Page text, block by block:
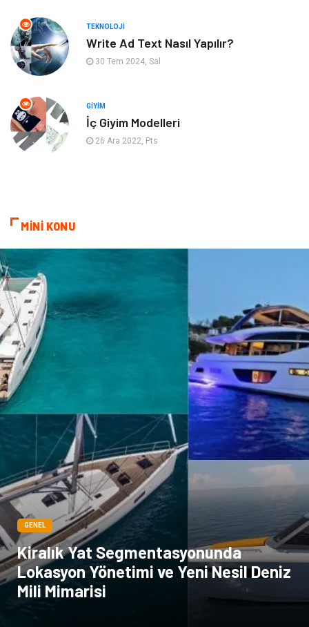
Maden ve Metal
Bahçe Ev
Nakliyat
Endüstriyel Ürünler
Dernekler ve Birlikler
Bebek Giyim
Markalar Kültür
Periyodik Kontrol Spor Malzemeleri
İthalat İhracat Kiralama Servisleri
Alüminyum Restaurant
TEKNOLOJI
Write Ad Text Nasıl Yapılır?
30 Tem 2024, Sal
GIYIM
İç Giyim Modelleri
26 Ara 2022, Pts
MİNİ KONU
GENEL
Kiralık Yat Segmentasyonunda
Lokasyon Yönetimi ve Yeni Nesil Deniz
Mili Mimarisi